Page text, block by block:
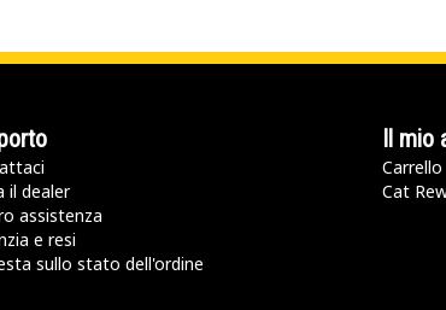
il dealer
assistenza
e resi
sullo stato dell'ordine
Il mio
Carrello
Cat